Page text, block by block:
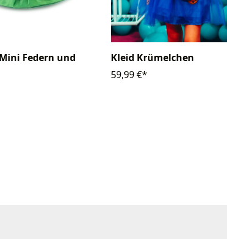
Federn und
Kleid Krümelchen
59,99 €*